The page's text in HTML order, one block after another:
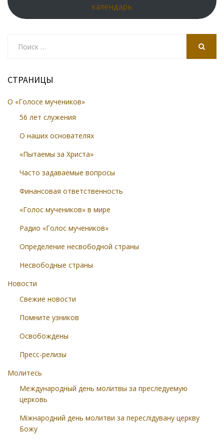
календарь
СТРАНИЦЫ
О «Голосе мучеников»
56 лет служения
О наших основателях
«Пытаемы за Христа»
Часто задаваемые вопросы
Финансовая ответственность
«Голос мучеников» в мире
Радио «Голос мучеников»
Определение несвободной страны
Несвободные страны
Новости
Свежие новости
Помните узников
Освобождены
Пресс-релизы
Молитесь
Международный день молитвы за преследуемую
церковь
Міжнародний день молитви за переслідувану церкву
Божу